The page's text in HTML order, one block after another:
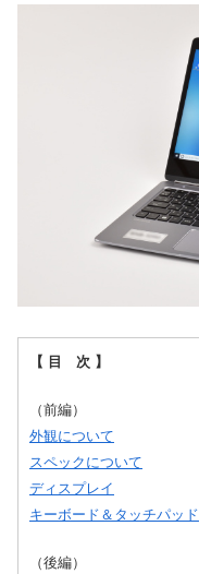
【 目 次 】
（前編）
外観について
スペックについて
ディスプレイ
キーボード＆タッチパッド
（後編）